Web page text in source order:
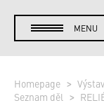
MENU
Homepage
Seznam děl